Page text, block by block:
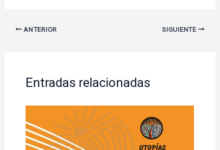
ANTERIOR SIGUIENTE
Entradas relacionadas